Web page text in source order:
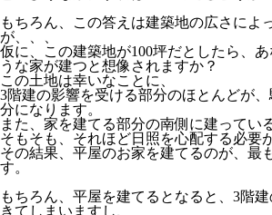
もちろん、この答えは建築地の広さによ
が、、、
仮に、この建築地が100坪だとしたら、
うな家が建つと想像されますか？
この土地は幸いなことに、
3階建の影響を受ける部分のほとんどが
分になります。
また、家を建てる部分の南側に建ってい
そもそも、それほど日照を心配する必要
その結果、平屋のお家を建てるのが、最
す。
もちろん、平屋を建てるとなると、3階
きてしまいますし、